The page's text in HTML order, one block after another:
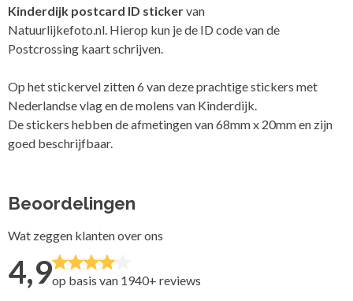
Kinderdijk postcard ID stickervan
Natuurlijkefoto.nl. Hierop kun je de ID code van de
Postcrossing kaart schrijven.
Op het stickervel zitten 6 van deze prachtige stickers met
Nederlandse vlag en de molens van Kinderdijk.
De stickers hebben de afmetingen van 68mm x 20mm en zijn
goed beschrijfbaar.
Beoordelingen
Wat zeggen klanten over ons
4,9op basis van 1940+ reviews